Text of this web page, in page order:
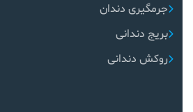
جرمگیری دندان
بریج دندانی
روکش دندانی